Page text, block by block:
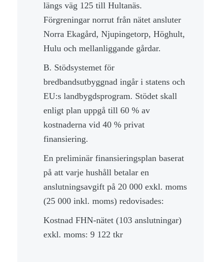
längs väg 125 till Hultanäs.
Förgreningar norrut från nätet ansluter
Norra Ekagård, Njupingetorp, Höghult,
Hulu och mellanliggande gårdar.
B. Stödsystemet för
bredbandsutbyggnad ingår i statens och
EU:s landbygdsprogram. Stödet skall
enligt plan uppgå till 60 % av
kostnaderna vid 40 % privat
finansiering.
En preliminär finansieringsplan baserat
på att varje hushåll betalar en
anslutningsavgift på 20 000 exkl. moms
(25 000 inkl. moms) redovisades:
Kostnad FHN-nätet (103 anslutningar)
exkl. moms: 9 122 tkr